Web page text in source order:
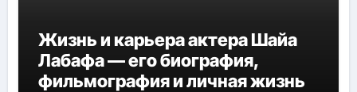
Жизнь и карьера актера Шайа
Лабафа — его биография,
фильмография и личная жизнь